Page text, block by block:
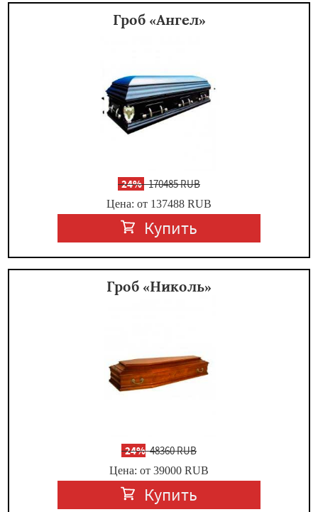
Гроб «Ангел»
-24%170485 RUB
Цена: от 137488 RUB
Купить
Гроб «Николь»
-24%48360 RUB
Цена: от 39000 RUB
Купить